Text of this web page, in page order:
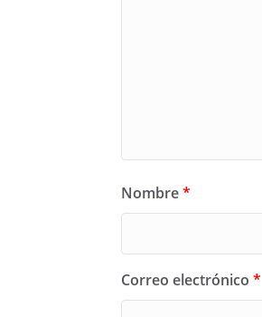
Nombre*
Correo electrónico*